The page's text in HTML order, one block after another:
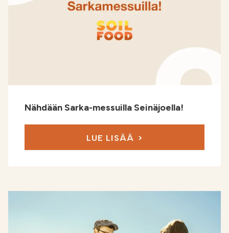
Nähdään Sarka-messuilla Seinäjoella!
LUE LISÄÄ